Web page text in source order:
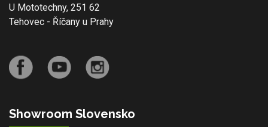
U Mototechny, 251 62
Tehovec - Říčany u Prahy
Showroom Slovensko